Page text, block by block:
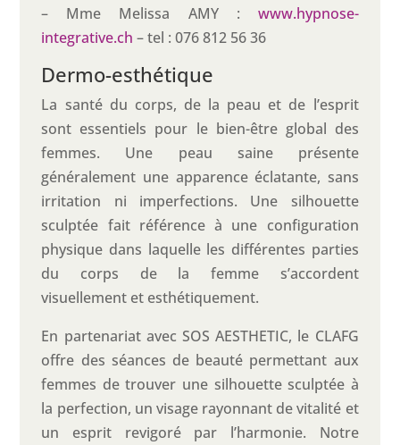
– Mme Melissa AMY : www.hypnose-
integrative.ch – tel : 076 812 56 36
Dermo-esthétique
La santé du corps, de la peau et de l’esprit
sont essentiels pour le bien-être global des
femmes. Une peau saine présente
généralement une apparence éclatante, sans
irritation ni imperfections. Une silhouette
sculptée fait référence à une configuration
physique dans laquelle les différentes parties
du corps de la femme s’accordent
visuellement et esthétiquement.
En partenariat avec SOS AESTHETIC, le CLAFG
offre des séances de beauté permettant aux
femmes de trouver une silhouette sculptée à
la perfection, un visage rayonnant de vitalité et
un esprit revigoré par l’harmonie. Notre